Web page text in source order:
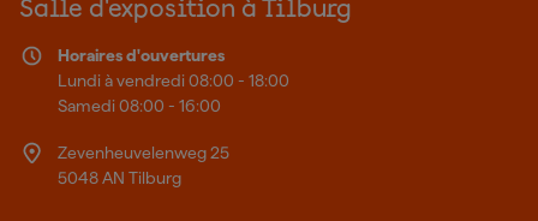
Salle d'exposition à Tilburg
Horaires d'ouvertures
Lundi à vendredi 08:00 - 18:00
Samedi 08:00 - 16:00
Zevenheuvelenweg 25
5048 AN Tilburg